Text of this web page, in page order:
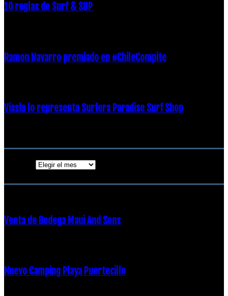
10 reglas de Surf & SUP
Ramon Navarro premiado en #ChileCompite
Vissla lo representa Surfers Paradise Surf Shop
Venta de Bodega Maui And Sons
Nuevo Camping Playa Puertecillo